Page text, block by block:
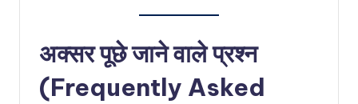
अक्सर पूछे जाने वाले प्रश्न
(Frequently Asked